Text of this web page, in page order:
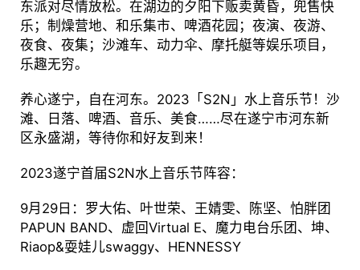
东派对尽情放松。在湖边的夕阳下贩卖黄昏，兜售快
乐；制燥营地、和乐集市、啤酒花园；夜演、夜游、
夜食、夜集；沙滩车、动力伞、摩托艇等娱乐项目，
乐趣无穷。
养心遂宁，自在河东。2023「S2N」水上音乐节！沙
滩、日落、啤酒、音乐、美食……尽在遂宁市河东新
区永盛湖，等待你和好友到来！
2023遂宁首届S2N水上音乐节阵容：
9月29日：罗大佑、叶世荣、王婧雯、陈坚、怕胖团
PAPUN BAND、虚回Virtual E、魔力电台乐团、坤、
Riaop&耍娃儿swaggy、HENNESSY